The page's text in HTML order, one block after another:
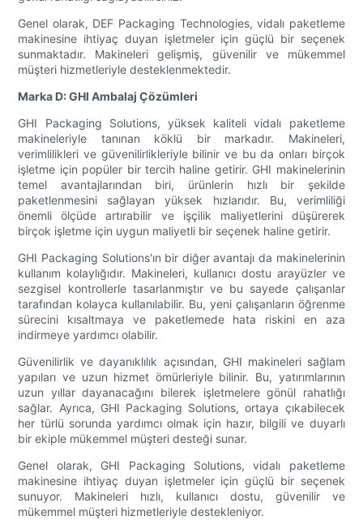
Genel olarak, DEF Packaging Technologies, vidalı paketleme
makinesine ihtiyaç duyan işletmeler için güçlü bir seçenek
sunmaktadır. Makineleri gelişmiş, güvenilir ve mükemmel
müşteri hizmetleriyle desteklenmektedir.
Marka D: GHI Ambalaj Çözümleri
GHI Packaging Solutions, yüksek kaliteli vidalı paketleme
makineleriyle tanınan köklü bir markadır. Makineleri,
verimlilikleri ve güvenilirlikleriyle bilinir ve bu da onları birçok
işletme için popüler bir tercih haline getirir. GHI makinelerinin
temel avantajlarından biri, ürünlerin hızlı bir şekilde
paketlenmesini sağlayan yüksek hızlarıdır. Bu, verimliliği
önemli ölçüde artırabilir ve işçilik maliyetlerini düşürerek
birçok işletme için uygun maliyetli bir seçenek haline getirir.
GHI Packaging Solutions'ın bir diğer avantajı da makinelerinin
kullanım kolaylığıdır. Makineleri, kullanıcı dostu arayüzler ve
sezgisel kontrollerle tasarlanmıştır ve bu sayede çalışanlar
tarafından kolayca kullanılabilir. Bu, yeni çalışanların öğrenme
sürecini kısaltmaya ve paketlemede hata riskini en aza
indirmeye yardımcı olabilir.
Güvenilirlik ve dayanıklılık açısından, GHI makineleri sağlam
yapıları ve uzun hizmet ömürleriyle bilinir. Bu, yatırımlarının
uzun yıllar dayanacağını bilerek işletmelere gönül rahatlığı
sağlar. Ayrıca, GHI Packaging Solutions, ortaya çıkabilecek
her türlü sorunda yardımcı olmak için hazır, bilgili ve duyarlı
bir ekiple mükemmel müşteri desteği sunar.
Genel olarak, GHI Packaging Solutions, vidalı paketleme
makinesine ihtiyaç duyan işletmeler için güçlü bir seçenek
sunuyor. Makineleri hızlı, kullanıcı dostu, güvenilir ve
mükemmel müşteri hizmetleriyle destekleniyor.